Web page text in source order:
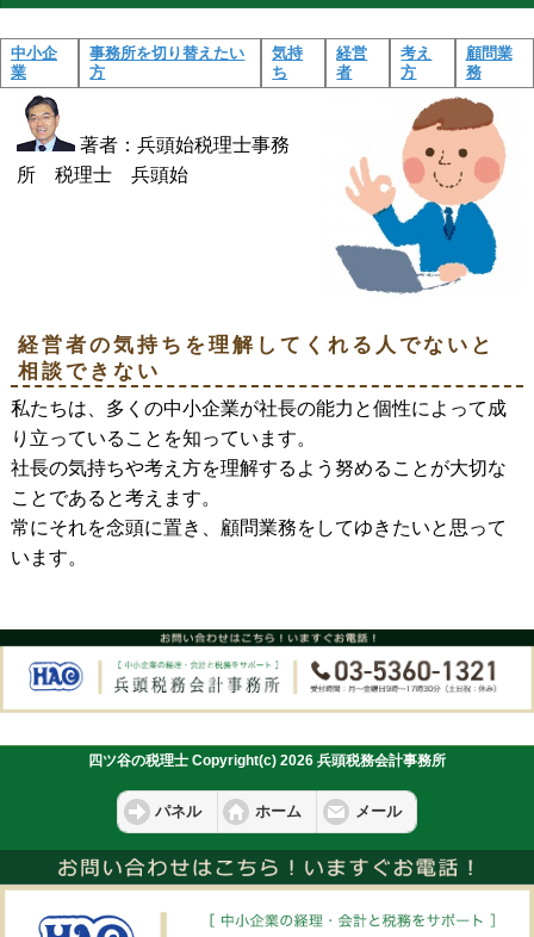
中小企
業
事務所を切り替えたい
方
気持
ち
経営
者
考え
方
顧問業
務
著者：兵頭始税理士事務
所 税理士 兵頭始
経営者の気持ちを理解してくれる人でないと
相談できない
私たちは、多くの中小企業が社長の能力と個性によって成
り立っていることを知っています。
社長の気持ちや考え方を理解するよう努めることが大切な
ことであると考えます。
常にそれを念頭に置き、顧問業務をしてゆきたいと思って
います。
四ツ谷の税理士 Copyright(c) 2026 兵頭税務会計事務所
パネル ホーム メール